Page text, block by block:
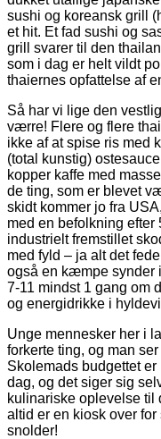
sushi og koreansk grill
et hit. Et fad sushi og
grill svarer til den
som i dag er helt vildt
thaiernes opfattelse af
Så har vi lige den
værre! Flere og flere
ikke af at spise ris med
(total kunstig)
kopper kaffe med
de ting, som er blevet
skidt kommer jo fra
med en befolkning efter
industrielt fremstillet
med fyld – ja alt det
også en kæmpe synder
7-11 mindst 1 gang om
og energidrikke i
Unge mennesker her i
forkerte ting, og man
Skolemads budgettet er
dag, og det siger sig
kulinariske oplevelse til
altid er en kiosk over
snolder!